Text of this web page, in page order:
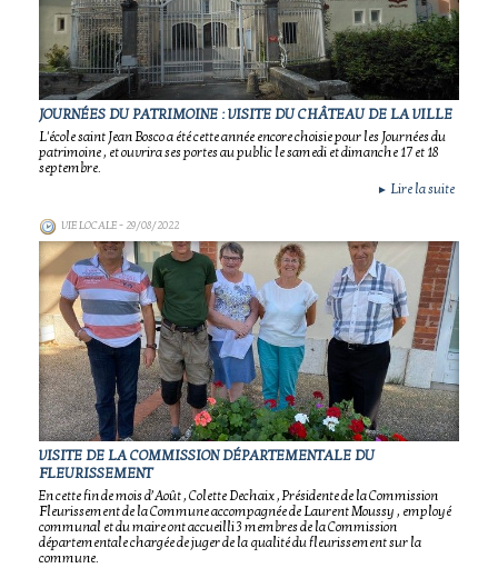
JOURNÉES DU PATRIMOINE : VISITE DU CHÂTEAU DE LA VILLE
L'école saint Jean Bosco a été cette année encore choisie pour les Journées du
patrimoine , et ouvrira ses portes au public le samedi et dimanche 17 et 18
septembre.
► Lire la suite
VIE LOCALE- 29/08/2022
VISITE DE LA COMMISSION DÉPARTEMENTALE DU
FLEURISSEMENT
En cette fin de mois d’Août , Colette Dechaix , Présidente de la Commission
Fleurissement de la Commune accompagnée de Laurent Moussy , employé
communal et du maire ont accueilli 3 membres de la Commission
départementale chargée de juger de la qualité du fleurissement sur la
commune.